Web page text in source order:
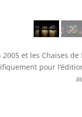
et les Chaises
pour